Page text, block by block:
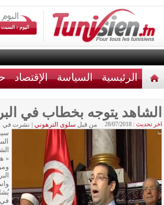
اليوم : السبت 08 اوت
الرئيسية السياسة الإقتصاد
الشاهد يتوجه بخطاب في
اخر تحديث : 28/07/2018 من قبل سلوى الترهوني | نشرت في :
«
في